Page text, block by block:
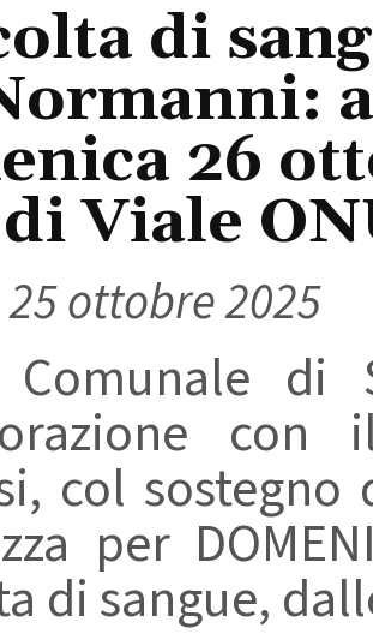
di
26
Viale
ottobre 2025
Comunale
con
col sostegno
per
di sangue,